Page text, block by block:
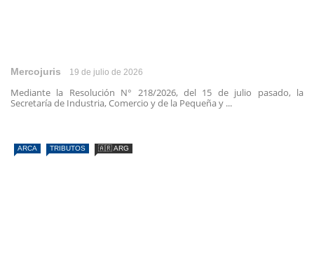
Mercojuris 19 de julio de 2026
Mediante la Resolución N° 218/2026, del 15 de julio pasado, la
Secretaría de Industria, Comercio y de la Pequeña y ...
ARCA TRIBUTOS 🇦🇷 ARG